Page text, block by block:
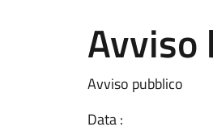
Avviso
Avviso pubblico
Data :